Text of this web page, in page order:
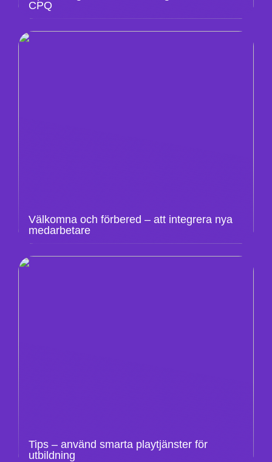
CPQ
Välkomna och förbered – att integrera nya
medarbetare
Tips – använd smarta playtjänster för
utbildning